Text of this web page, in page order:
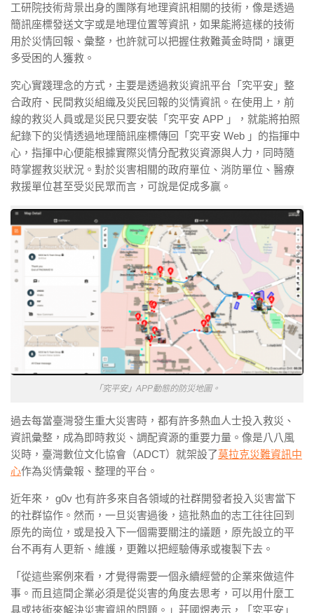
工研院技術背景出身的團隊有地理資訊相關的技術，像是透過
簡訊座標發送文字或是地理位置等資訊，如果能將這樣的技術
用於災情回報、彙整，也許就可以把握住救難黃金時間，讓更
多受困的人獲救。
究心實踐理念的方式，主要是透過救災資訊平台「究平安」整
合政府、民間救災組織及災民回報的災情資訊。在使用上，前
線的救災人員或是災民只要安裝「究平安 APP 」，就能將拍照
紀錄下的災情透過地理簡訊座標傳回「究平安 Web 」的指揮中
心，指揮中心便能根據實際災情分配救災資源與人力，同時隨
時掌握救災狀況。對於災害相關的政府單位、消防單位、醫療
救援單位甚至受災民眾而言，可說是促成多贏。
「究平安」APP動態的防災地圖。
過去每當臺灣發生重大災害時，都有許多熱血人士投入救災、
資訊彙整，成為即時救災、調配資源的重要力量。像是八八風
災時，臺灣數位文化協會（ADCT）就架設了莫拉克災難資訊中
心作為災情彙報、整理的平台。
近年來， g0v 也有許多來自各領域的社群開發者投入災害當下
的社群協作。然而，一旦災害過後，這批熱血的志工往往回到
原先的崗位，或是投入下一個需要關注的議題，原先設立的平
台不再有人更新、維護，更難以把經驗傳承或複製下去。
「從這些案例來看，才覺得需要一個永續經營的企業來做這件
事。而且這間企業必須是從災害的角度去思考，可以用什麼工
具或技術來解決災害資訊的問題。」莊國煜表示，「究平安」